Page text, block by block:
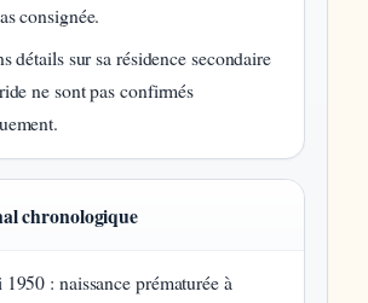
consignée.
détails sur sa résidence secondaire
ne sont pas confirmés
chronologique
1950 : naissance prématurée à